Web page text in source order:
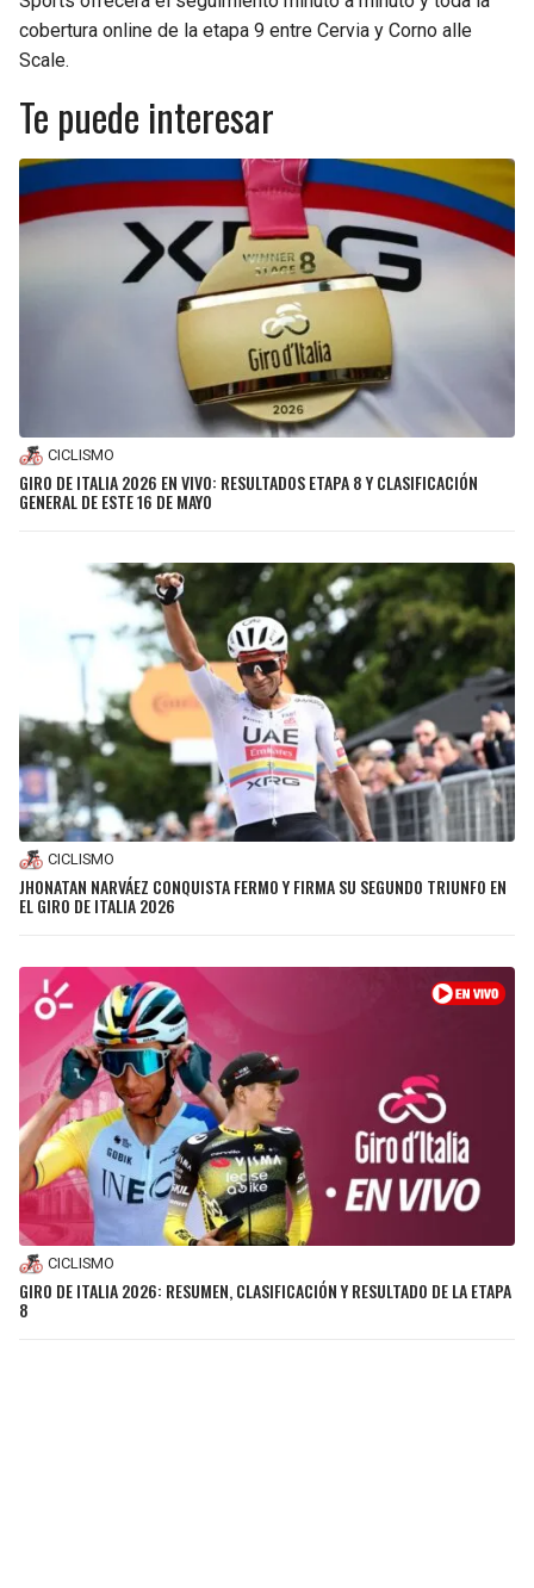
cobertura online de la etapa 9 entre Cervia y Corno alle
Scale.
Te puede interesar
CICLISMO
GIRO DE ITALIA 2026 EN VIVO: RESULTADOS ETAPA 8 Y CLASIFICACIÓN
GENERAL DE ESTE 16 DE MAYO
CICLISMO
JHONATAN NARVÁEZ CONQUISTA FERMO Y FIRMA SU SEGUNDO TRIUNFO EN
EL GIRO DE ITALIA 2026
CICLISMO
GIRO DE ITALIA 2026: RESUMEN, CLASIFICACIÓN Y RESULTADO DE LA ETAPA
8